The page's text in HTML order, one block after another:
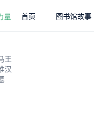
首页 图书馆故事
王
汉